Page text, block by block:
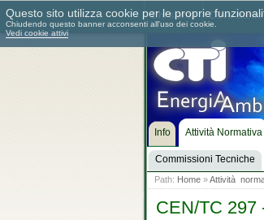
Chi siamo Dove siamo
Info Attività Normativa
Commissioni Tecniche
Path: Home»Attività
CEN/TC 297
Questo sito utilizza cookie per le proprie
Chiudendo questo banner acconsenti all'uso dei cookie.
Vedi cookie attivi